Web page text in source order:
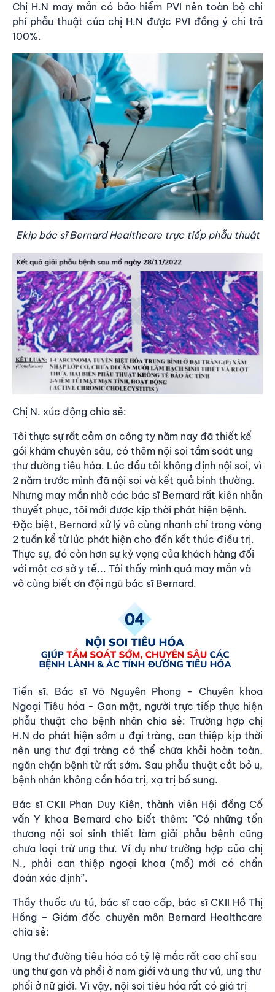
Chị H.N may mắn có bảo hiểm PVI nên toàn bộ chi
phí phẫu thuật của chị H.N được PVI đồng ý chi trả
100%.
Ekip bác sĩ Bernard Healthcare trực tiếp phẫu thuật
Chị N. xúc động chia sẻ:
Tôi thực sự rất cảm ơn công ty năm nay đã thiết kế
gói khám chuyên sâu, có thêm nội soi tầm soát ung
thưđường tiêu hóa. Lúc đầu tôi không định nội soi, vì
2 năm trước mình đã nội soi và kết quả bình thường.
Nhưng may mắn nhờ các bác sĩ Bernard rất kiên nhẫn
thuyết phục, tôi mới được kịp thời phát hiện bệnh.
Đặc biệt, Bernard xử lý vô cùng nhanh chỉ trong vòng
2 tuần kể từ lúc phát hiện cho đến kết thúc điều trị.
Thực sự, đó còn hơn sự kỳ vọng của khách hàng đối
với một cơ sở y tế... Tôi thấy mình quá may mắn và
vô cùng biết ơn đội ngũ bác sĩ Bernard.
Tiến sĩ, Bác sĩ Võ Nguyên Phong - Chuyên khoa
Ngoại Tiêu hóa - Gan mật, người trực tiếp thực hiện
phẫu thuật cho bệnh nhân chia sẻ: Trường hợp chị
H.N do phát hiện sớm u đại tràng, can thiệp kịp thời
nên ung thư đại tràng có thể chữa khỏi hoàn toàn,
ngăn chặn bệnh từ rất sớm. Sau phẫu thuật cắt bỏ u,
bệnh nhân không cần hóa trị, xạ trị bổ sung.
Bác sĩ CKII Phan Duy Kiên, thành viên Hội đồng Cố
vấn Y khoa Bernard cho biết thêm: "Có những tổn
thương nội soi sinh thiết làm giải phẫu bệnh cũng
chưa loại trừ ung thư. Ví dụ như trường hợp của chị
N., phải can thiệp ngoại khoa (mổ) mới có chẩn
đoán xác định”.
Thầy thuốc ưu tú, bác sĩ cao cấp, bác sĩ CKII Hồ Thị
Hồng – Giám đốc chuyên môn Bernard Healthcare
chia sẻ:
Ung thư đường tiêu hóa có tỷ lệ mắc rất cao chỉ sau
ung thư gan và phổi ở nam giới và ung thư vú, ung thư
phổi ở nữ giới. Vì vậy, nội soi tiêu hóa rất có giá trị